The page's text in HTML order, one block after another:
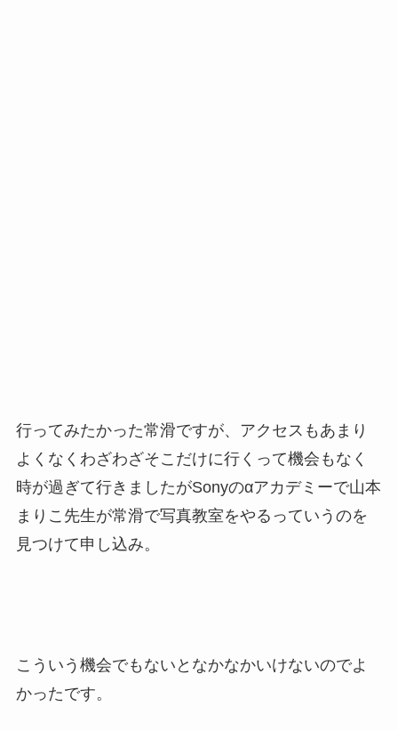
行ってみたかった常滑ですが、アクセスもあまり
よくなくわざわざそこだけに行くって機会もなく
時が過ぎて行きましたがSonyのαアカデミーで山本
まりこ先生が常滑で写真教室をやるっていうのを
見つけて申し込み。
こういう機会でもないとなかなかいけないのでよ
かったです。